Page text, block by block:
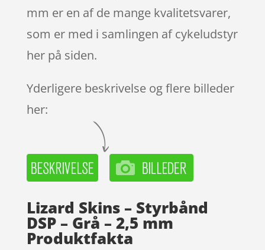
mm er en af de mange kvalitetsvarer,
som er med i samlingen af cykeludstyr
her på siden.
Yderligere beskrivelse og flere billeder
her:
Lizard Skins – Styrbånd
DSP – Grå – 2,5 mm
Produktfakta